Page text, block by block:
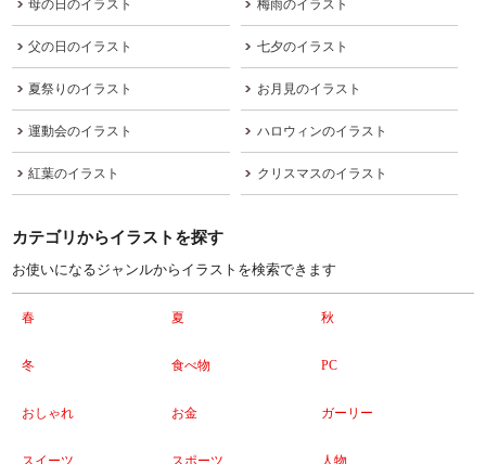
母の日のイラスト 梅雨のイラスト
父の日のイラスト 七夕のイラスト
夏祭りのイラスト お月見のイラスト
運動会のイラスト ハロウィンのイラスト
紅葉のイラスト クリスマスのイラスト
カテゴリからイラストを探す
お使いになるジャンルからイラストを検索できます
春 夏 秋
冬 食べ物 PC
おしゃれ お金 ガーリー
スイーツ スポーツ 人物